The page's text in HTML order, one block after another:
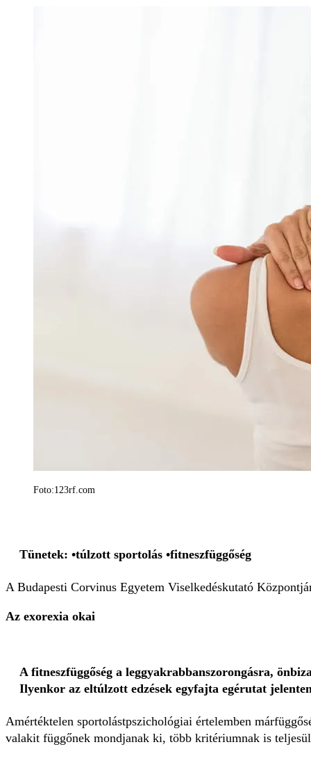
Foto:123rf.com
Tünetek: •túlzott sportolás •fitneszfüggőség
A Budapesti Corvinus Egyetem Viselkedéskutató
Az exorexia okai
A fitneszfüggőség a leggyakrabbanszorongásra,
Ilyenkor az eltúlzott edzések egyfajta egérutat
Amértéktelen sportolástpszichológiai értelemben
valakit függőnek mondjanak ki, több kritériumnak is